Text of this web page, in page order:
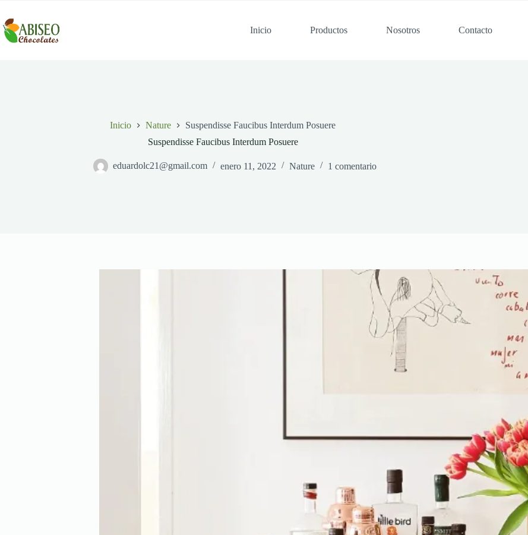
contenido
Inicio Productos Nosotros Contacto
Inicio Nature
Suspendisse Faucibus Interdum Posuere
Suspendisse Faucibus Interdum Posuere
eduardolc21@gmail.com enero 11, 2022 Nature 1 comentario